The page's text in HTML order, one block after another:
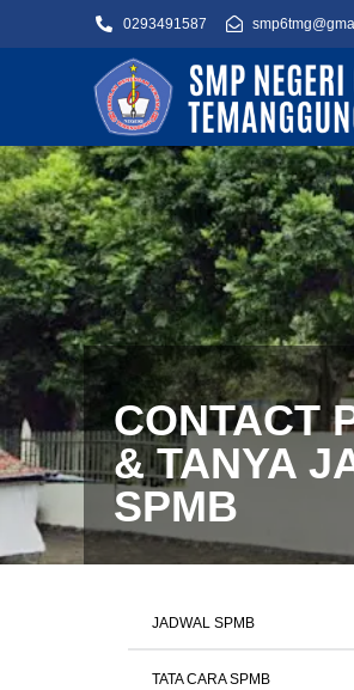
0293491587
CONTACT
& TANYA
SPMB
JADWAL SPMB
TATA CARA SPMB